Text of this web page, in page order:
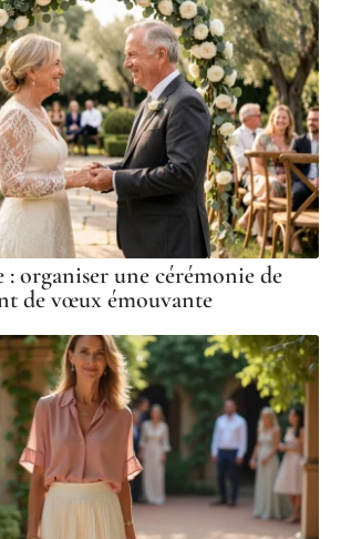
: organiser une cérémonie de
de vœux émouvante